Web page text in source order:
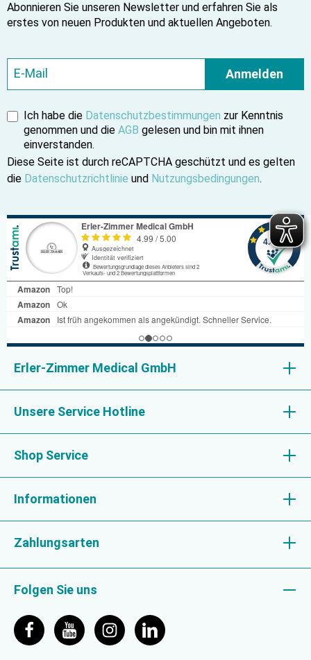
Abonnieren Sie unseren Newsletter und erfahren Sie als
erstes von neuen Produkten und aktuellen Angeboten.
Anmelden
Ich habe die Datenschutzbestimmungen zur Kenntnis
genommen und die AGB gelesen und bin mit ihnen
einverstanden.
Diese Seite ist durch reCAPTCHA geschützt und es gelten
die Datenschutzrichtlinie und Nutzungsbedingungen.
Erler-Zimmer Medical GmbH
Unsere Service Hotline
Shop Service
Informationen
Zahlungsarten
Folgen Sie uns